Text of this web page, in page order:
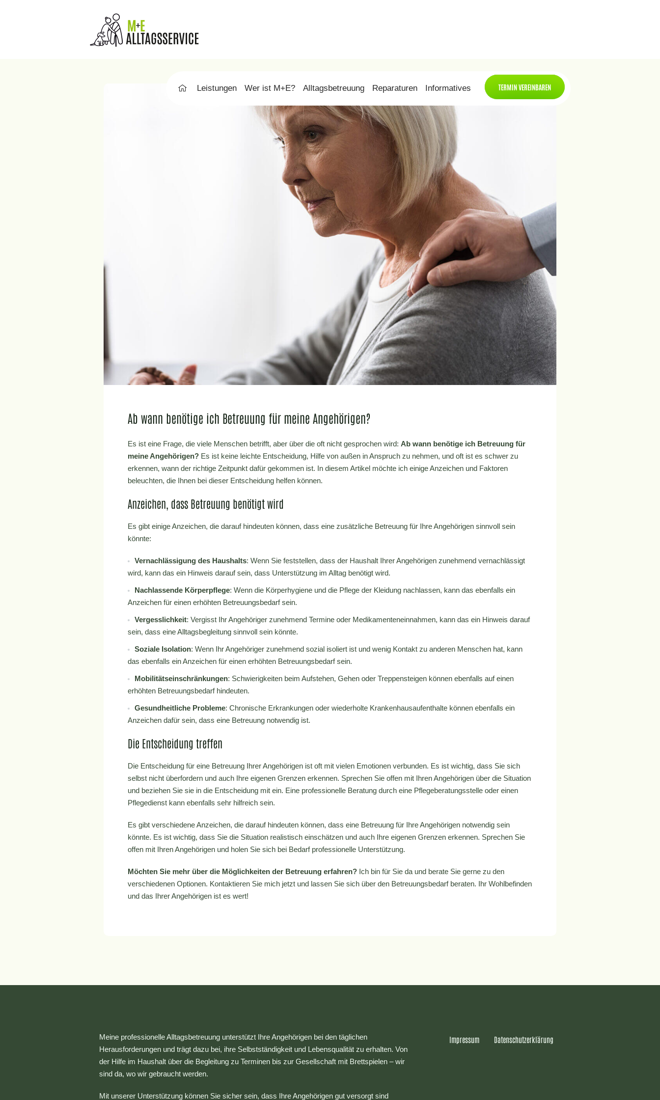
TERMIN VEREINBAREN
Leistungen Wer ist M+E? Alltagsbetreuung Reparaturen Informatives
Ab wann benötige ich Betreuung für meine Angehörigen?
Es ist eine Frage, die viele Menschen betrifft, aber über die oft nicht gesprochen wird:Ab wann benötige ich Betreuung für
meine Angehörigen? Es ist keine leichte Entscheidung, Hilfe von außen in Anspruch zu nehmen, und oft ist es schwer zu
erkennen, wann der richtige Zeitpunkt dafür gekommen ist. In diesem Artikel möchte ich einige Anzeichen und Faktoren
beleuchten, die Ihnen bei dieser Entscheidung helfen können.
Anzeichen, dass Betreuung benötigt wird
Es gibt einige Anzeichen, die darauf hindeuten können, dass eine zusätzliche Betreuung für Ihre Angehörigen sinnvoll sein
könnte:
Vernachlässigung des Haushalts: Wenn Sie feststellen, dass der Haushalt Ihrer Angehörigen zunehmend vernachlässigt
wird, kann das ein Hinweis darauf sein, dass Unterstützung im Alltag benötigt wird.
Nachlassende Körperpflege: Wenn die Körperhygiene und die Pflege der Kleidung nachlassen, kann das ebenfalls ein
Anzeichen für einen erhöhten Betreuungsbedarf sein.
Vergesslichkeit: Vergisst Ihr Angehöriger zunehmend Termine oder Medikamenteneinnahmen, kann das ein Hinweis darauf
sein, dass eine Alltagsbegleitung sinnvoll sein könnte.
Soziale Isolation: Wenn Ihr Angehöriger zunehmend sozial isoliert ist und wenig Kontakt zu anderen Menschen hat, kann
das ebenfalls ein Anzeichen für einen erhöhten Betreuungsbedarf sein.
Mobilitätseinschränkungen: Schwierigkeiten beim Aufstehen, Gehen oder Treppensteigen können ebenfalls auf einen
erhöhten Betreuungsbedarf hindeuten.
Gesundheitliche Probleme: Chronische Erkrankungen oder wiederholte Krankenhausaufenthalte können ebenfalls ein
Anzeichen dafür sein, dass eine Betreuung notwendig ist.
Die Entscheidung treffen
Die Entscheidung für eine Betreuung Ihrer Angehörigen ist oft mit vielen Emotionen verbunden. Es ist wichtig, dass Sie sich
selbst nicht überfordern und auch Ihre eigenen Grenzen erkennen. Sprechen Sie offen mit Ihren Angehörigen über die Situation
und beziehen Sie sie in die Entscheidung mit ein. Eine professionelle Beratung durch eine Pflegeberatungsstelle oder einen
Pflegedienst kann ebenfalls sehr hilfreich sein.
Es gibt verschiedene Anzeichen, die darauf hindeuten können, dass eine Betreuung für Ihre Angehörigen notwendig sein
könnte. Es ist wichtig, dass Sie die Situation realistisch einschätzen und auch Ihre eigenen Grenzen erkennen. Sprechen Sie
offen mit Ihren Angehörigen und holen Sie sich bei Bedarf professionelle Unterstützung.
Möchten Sie mehr über die Möglichkeiten der Betreuung erfahren? Ich bin für Sie da und berate Sie gerne zu den
verschiedenen Optionen. Kontaktieren Sie mich jetzt und lassen Sie sich über den Betreuungsbedarf beraten. Ihr Wohlbefinden
und das Ihrer Angehörigen ist es wert!
Meine professionelle Alltagsbetreuung unterstützt Ihre Angehörigen bei den täglichen
Herausforderungen und trägt dazu bei, ihre Selbstständigkeit und Lebensqualität zu erhalten. Von
der Hilfe im Haushalt über die Begleitung zu Terminen bis zur Gesellschaft mit Brettspielen – wir
sind da, wo wir gebraucht werden.
Mit unserer Unterstützung können Sie sicher sein, dass Ihre Angehörigen gut versorgt sind
Impressum Datenschutzerklärung